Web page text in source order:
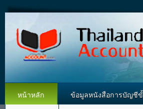
หน้าหลัก ข้อมูลหนังสือการบัญชี